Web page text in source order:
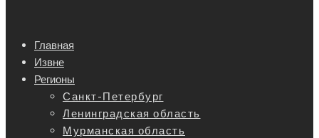
Главная
Извне
Регионы
Санкт-Петербург
Ленинградская область
Мурманская область